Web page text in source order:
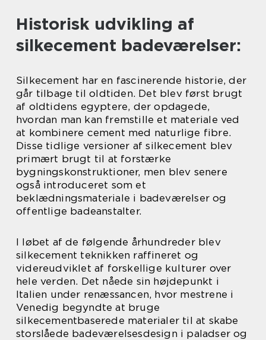
Historisk udvikling af
silkecement badeværelser:
Silkecement har en fascinerende historie, der
går tilbage til oldtiden. Det blev først brugt
af oldtidens egyptere, der opdagede,
hvordan man kan fremstille et materiale ved
at kombinere cement med naturlige fibre.
Disse tidlige versioner af silkecement blev
primært brugt til at forstærke
bygningskonstruktioner, men blev senere
også introduceret som et
beklædningsmateriale i badeværelser og
offentlige badeanstalter.
I løbet af de følgende århundreder blev
silkecement teknikken raffineret og
videreudviklet af forskellige kulturer over
hele verden. Det nåede sin højdepunkt i
Italien under renæssancen, hvor mestrene i
Venedig begyndte at bruge
silkecementbaserede materialer til at skabe
storslåede badeværelsesdesign i paladser og